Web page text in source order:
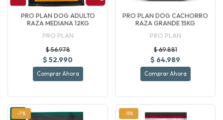
PRO PLAN DOG ADULTO
RAZA MEDIANA 12KG
PRO PLAN
$ 56.978
$ 52.990
Comprar Ahora
PRO PLAN DOG CACHORRO
RAZA GRANDE 15KG
PRO PLAN
$ 69.881
$ 64.989
Comprar Ahora
-7% -5%